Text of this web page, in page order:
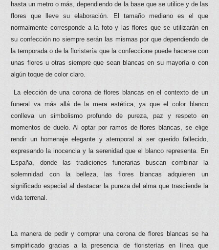
hasta un metro o más, dependiendo de la base que se utilice y de las
flores que lleve su elaboración. El tamaño mediano es el que
normalmente corresponde a la foto y las flores que se utilizarán en
su confección no siempre serán las mismas por que dependiendo de
la temporada o de la floristería que la confeccione puede hacerse con
unas flores u otras siempre que sean blancas en su mayoría o con
algún toque de color claro.
La elección de una corona de flores blancas en el contexto de un
funeral va más allá de la mera estética, ya que el color blanco
conlleva un simbolismo profundo de pureza, paz y respeto en
momentos de duelo. Al optar por ramos de flores blancas, se elige
rendir un homenaje elegante y atemporal al ser querido fallecido,
expresando la inocencia y la serenidad que el blanco representa. En
España, donde las tradiciones funerarias buscan combinar la
solemnidad con la belleza, las flores blancas adquieren un
significado especial al destacar la pureza del alma que trasciende la
vida terrenal.
La manera de pedir y comprar una corona de flores blancas se ha
simplificado gracias a la presencia de floristerías en línea que